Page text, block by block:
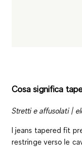
Cosa significa
Stretti e affusolati |
I jeans tapered fit
restringe verso le